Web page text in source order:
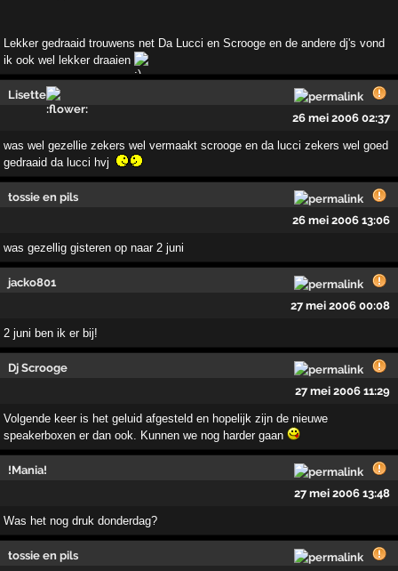
Lekker gedraaid trouwens net Da Lucci en Scrooge en de andere dj's vond
ik ook wel lekker draaien
Lisette
26 mei 2006 02:37
was wel gezellie zekers wel vermaakt scrooge en da lucci zekers wel goed
gedraaid da lucci hvj
tossie en pils
26 mei 2006 13:06
was gezellig gisteren op naar 2 juni
jacko801
27 mei 2006 00:08
2 juni ben ik er bij!
Dj Scrooge
27 mei 2006 11:29
Volgende keer is het geluid afgesteld en hopelijk zijn de nieuwe
speakerboxen er dan ook. Kunnen we nog harder gaan
!Mania!
27 mei 2006 13:48
Was het nog druk donderdag?
tossie en pils